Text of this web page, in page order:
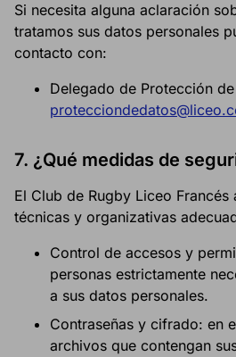
Si necesita alguna aclaración
tratamos sus datos personales
contacto con:
Delegado de Protección
7. ¿Qué medidas de
El Club de Rugby Liceo Francés
técnicas y organizativas
Control de accesos y
personas estrictamente
a sus datos personales.
Contraseñas y cifrado: en
archivos que contengan